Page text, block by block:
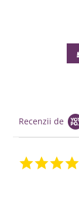
Recenzii de